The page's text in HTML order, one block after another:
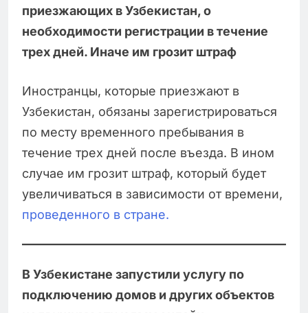
приезжающих в Узбекистан, о
необходимости регистрации в течение
трех дней. Иначе им грозит штраф
Иностранцы, которые приезжают в
Узбекистан, обязаны зарегистрироваться
по месту временного пребывания в
течение трех дней после въезда. В ином
случае им грозит штраф, который будет
увеличиваться в зависимости от времени,
проведенного в стране.
В Узбекистане запустили услугу по
подключению домов и других объектов